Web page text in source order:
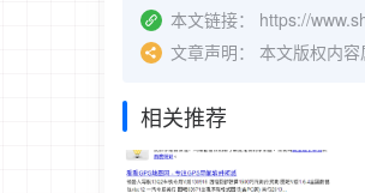
本文链接：
https://
文章声明：
本文版权内
相关推荐